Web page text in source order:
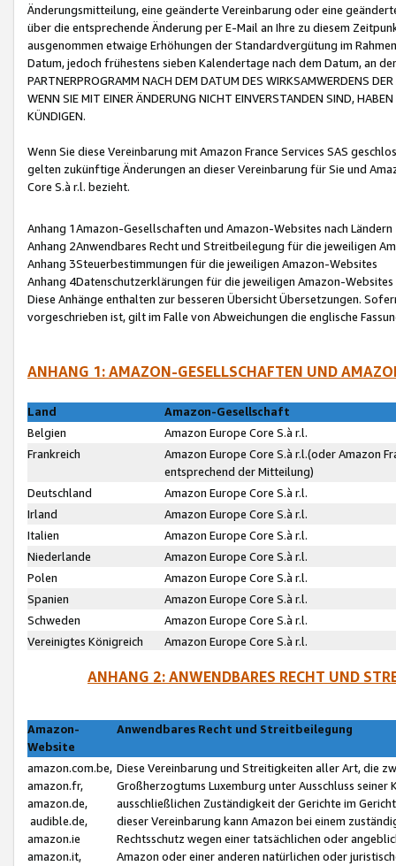
Änderungsmitteilung, eine geänderte Vereinbarung oder eine
über die entsprechende Änderung per E-Mail an Ihre zu diesem
ausgenommen etwaige Erhöhungen der Standardvergütung im
Datum, jedoch frühestens sieben Kalendertage nach dem Datum, an
PARTNERPROGRAMM NACH DEM DATUM DES WIRKSAMWERDENS
WENN SIE MIT EINER ÄNDERUNG NICHT EINVERSTANDEN SIND,
KÜNDIGEN.
Wenn Sie diese Vereinbarung mit Amazon France Services SAS
gelten zukünftige Änderungen an dieser Vereinbarung für Sie und
Core S.à r.l. bezieht.
Anhang 1Amazon-Gesellschaften und Amazon-Websites nach Ländern
Anhang 2Anwendbares Recht und Streitbeilegung für die jeweiligen
Anhang 3Steuerbestimmungen für die jeweiligen Amazon-Websites
Anhang 4Datenschutzerklärungen für die jeweiligen Amazon-Websites
Diese Anhänge enthalten zur besseren Übersicht Übersetzungen.
vorgeschrieben ist, gilt im Falle von Abweichungen die englische
ANHANG 1: AMAZON-GESELLSCHAFTEN UND
Land
Amazon-Gesellschaft
Belgien
Amazon Europe Core S.à r.l.
Frankreich
Amazon Europe Core S.à r.l.(oder Amazon
entsprechend der Mitteilung)
Deutschland
Amazon Europe Core S.à r.l.
Irland
Amazon Europe Core S.à r.l.
Italien
Amazon Europe Core S.à r.l.
Niederlande
Amazon Europe Core S.à r.l.
Polen
Amazon Europe Core S.à r.l.
Spanien
Amazon Europe Core S.à r.l.
Schweden
Amazon Europe Core S.à r.l.
Vereinigtes Königreich
Amazon Europe Core S.à r.l.
ANHANG 2: ANWENDBARES RECHT UND
Amazon-
Website
Anwendbares Recht und Streitbeilegung
amazon.com.be,
amazon.fr,
amazon.de,
audible.de,
amazon.ie
amazon.it,
Diese Vereinbarung und Streitigkeiten aller Art, die
Großherzogtums Luxemburg unter Ausschluss
ausschließlichen Zuständigkeit der Gerichte im
dieser Vereinbarung kann Amazon bei einem
Rechtsschutz wegen einer tatsächlichen oder
Amazon oder einer anderen natürlichen oder